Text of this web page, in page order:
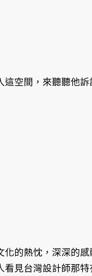
這空間，來聽聽他
化的熱忱，深深的
看見台灣設計師那